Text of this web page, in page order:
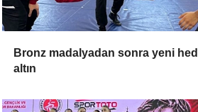
Bronz madalyadan sonra yeni
altın